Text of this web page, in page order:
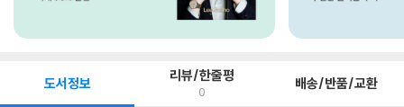
도서정보 리뷰/한줄평
0 배송/반품/교환